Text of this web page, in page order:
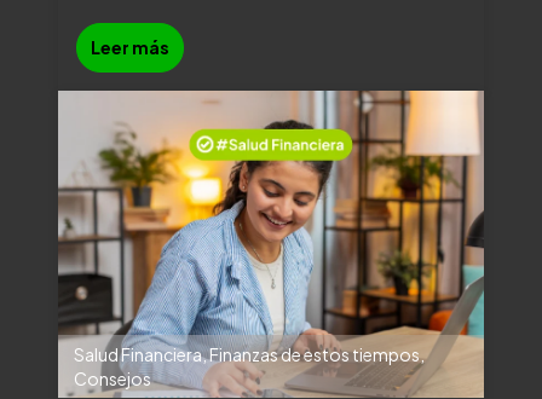
Leer más
Salud Financiera,Finanzas de estos tiempos,
Consejos